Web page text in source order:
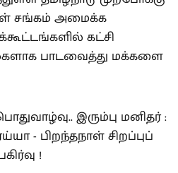
சங்கம் அமைக்க
கட்சி
பாடவைத்து மக்களை